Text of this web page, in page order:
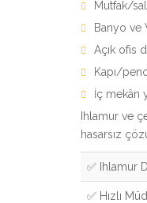
Mutfak/
Banyo ve
Açık ofis
Kapı/
İç mekân
Ihlamur ve
hasarsız
✅ Ihlamur
✅ Hızlı